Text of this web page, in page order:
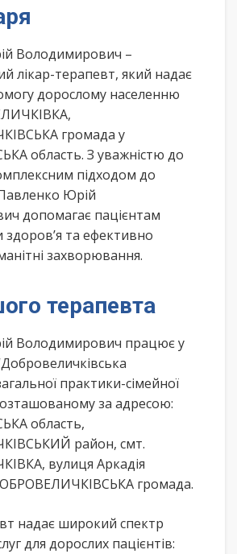
Володимирович –
лікар-терапевт, який надає
дорослому населенню
громада у
область. З уважністю до
підходом до
Юрій
допомагає пацієнтам
здоров’я та ефективно
захворювання.
терапевта
Володимирович працює у
практики-сімейної
за адресою:
область,
район, смт.
вулиця Аркадія
громада.
надає широкий спектр
для дорослих пацієнтів: